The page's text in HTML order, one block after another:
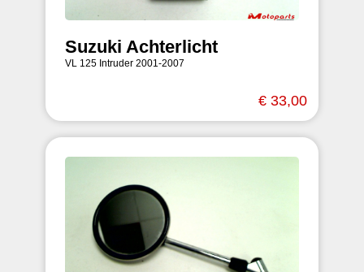
Suzuki Achterlicht
VL 125 Intruder 2001-2007
€ 33,00